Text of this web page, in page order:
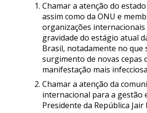
Chamar a atenção do
assim como da ONU e
organizações internacionais
gravidade do estágio atual
Brasil, notadamente no que
surgimento de novas cepas
manifestação mais
Chamar a atenção da
internacional para a gestão
Presidente da República